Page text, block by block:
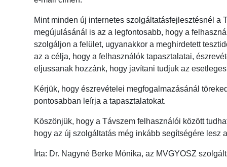
Mint minden új internetes szolgáltatásfejlesztésnél a
megújulásánál is az a legfontosabb, hogy a
szolgáljon a felület, ugyanakkor a meghirdetett
az a célja, hogy a felhasználók tapasztalatai,
eljussanak hozzánk, hogy javítani tudjuk az
Kérjük, hogy észrevételei megfogalmazásánál
pontosabban leírja a tapasztalatokat.
Köszönjük, hogy a Távszem felhasználói között
hogy az új szolgáltatás még inkább segítségére lesz
Írta: Dr. Nagyné Berke Mónika, az MVGYOSZ